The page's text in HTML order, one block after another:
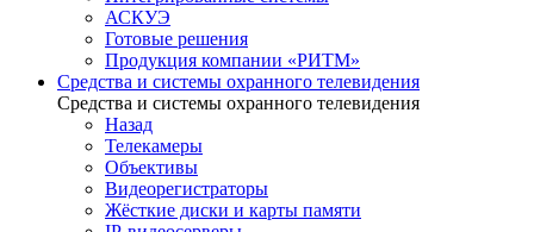
АСКУЭ
Готовые решения
Продукция компании «РИТМ»
Средства и системы охранного телевидения
Средства и системы охранного телевидения
Назад
Телекамеры
Объективы
Видеорегистраторы
Жёсткие диски и карты памяти